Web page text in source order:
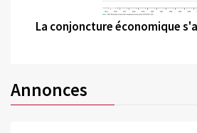
©
La conjoncture économique
Annonces